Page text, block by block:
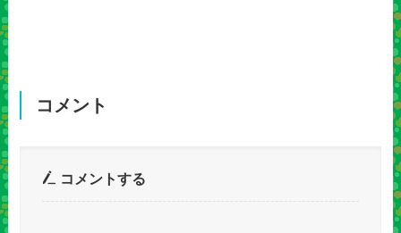
コメント
コメントする